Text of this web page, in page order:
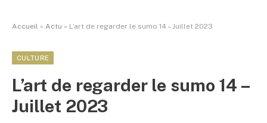
Accueil » Actu » L’art de regarder le sumo 14 – Juillet 2023
CULTURE
L’art de regarder le sumo 14 –
Juillet 2023